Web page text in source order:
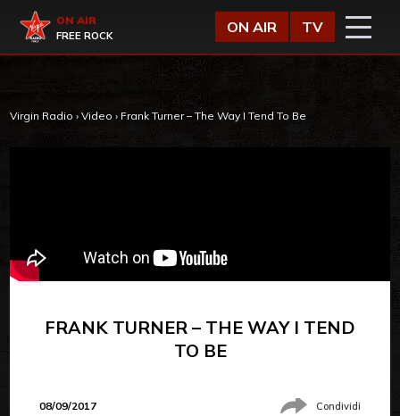
Virgin Radio
ON AIR
FREE ROCK
ON AIR TV
Virgin Radio › Video › Frank Turner – The Way I Tend To Be
FRANK TURNER – THE WAY I TEND
TO BE
08/09/2017 Condividi